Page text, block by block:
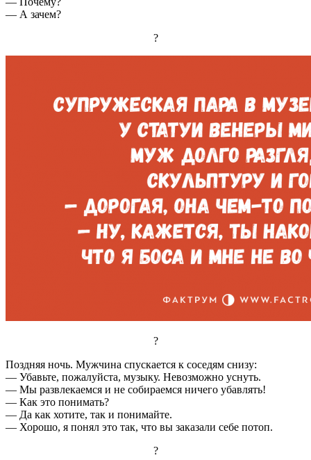
— А зачем?
?
?
Поздняя ночь. Мужчина спускается к соседям снизу:
— Убавьте, пожалуйста, музыку. Невозможно уснуть.
— Мы развлекаемся и не собираемся ничего убавлять!
— Как это понимать?
— Да как хотите, так и понимайте.
— Хорошо, я понял это так, что вы заказали себе потоп.
?